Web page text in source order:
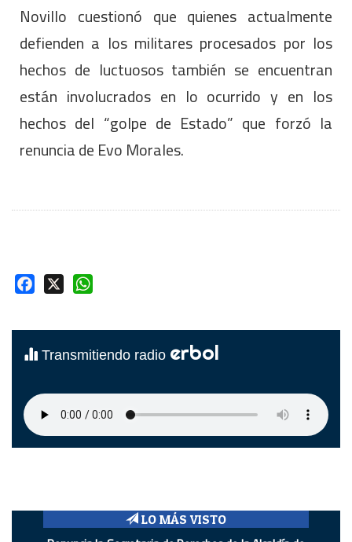
Novillo cuestionó que quienes actualmente
defienden a los militares procesados por los
hechos de luctuosos también se encuentran
están involucrados en lo ocurrido y en los
hechos del “golpe de Estado” que forzó la
renuncia de Evo Morales.
Facebook
Transmitiendo radio erbol
LO MÁS VISTO